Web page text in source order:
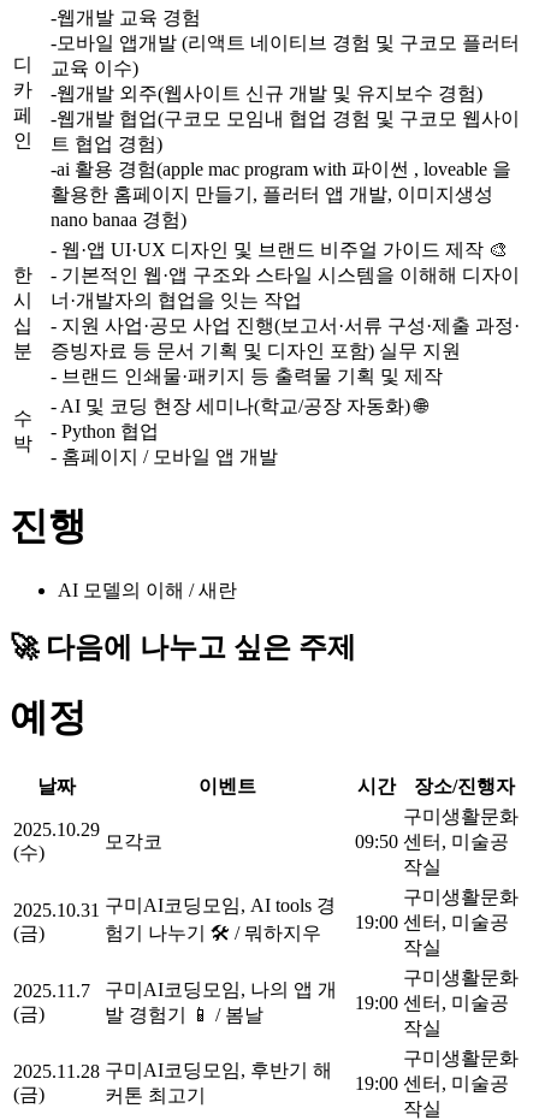
디
카
페
인
-웹개발 교육 경험
-모바일 앱개발 (리액트 네이티브 경험 및 구코모 플러터
교육 이수)
-웹개발 외주(웹사이트 신규 개발 및 유지보수 경험)
-웹개발 협업(구코모 모임내 협업 경험 및 구코모 웹사이
트 협업 경험)
-ai 활용 경험(apple mac program with 파이썬 , loveable 을
활용한 홈페이지 만들기, 플러터 앱 개발, 이미지생성
nano banaa 경험)
한
시
십
분
- 웹·앱 UI·UX 디자인 및 브랜드 비주얼 가이드 제작 🎨
- 기본적인 웹·앱 구조와 스타일 시스템을 이해해 디자이
너·개발자의 협업을 잇는 작업
- 지원 사업·공모 사업 진행(보고서·서류 구성·제출 과정·
증빙자료 등 문서 기획 및 디자인 포함) 실무 지원
- 브랜드 인쇄물·패키지 등 출력물 기획 및 제작
수
박
- AI 및 코딩 현장 세미나(학교/공장 자동화) 🌐
- Python 협업
- 홈페이지 / 모바일 앱 개발
진행
AI 모델의 이해 / 새란
🚀 다음에 나누고 싶은 주제
예정
날짜 이벤트 시간 장소/진행자
2025.10.29
(수)
모각코 09:50
구미생활문화
센터, 미술공
작실
2025.10.31
(금)
구미AI코딩모임, AI tools 경
험기 나누기 🛠️ / 뭐하지우
19:00
구미생활문화
센터, 미술공
작실
2025.11.7
(금)
구미AI코딩모임, 나의 앱 개
발 경험기 📱 / 봄날
19:00
구미생활문화
센터, 미술공
작실
2025.11.28
(금)
구미AI코딩모임, 후반기 해
커톤 최고기
19:00
구미생활문화
센터, 미술공
작실